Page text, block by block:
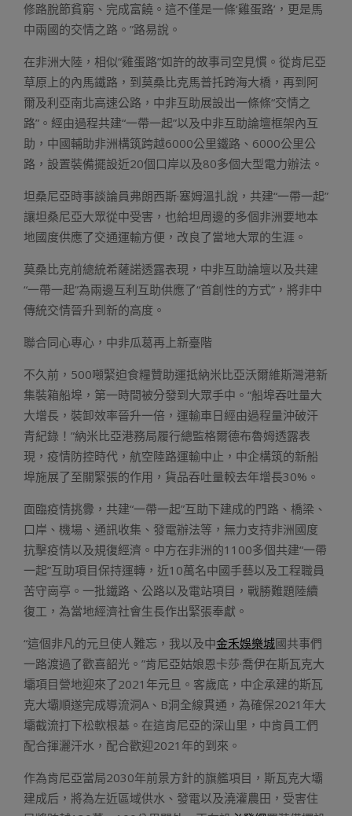
修路脫節貧窮、完成富饒。這不僅是一條‘雞蛋路’，更是馬
中兩國的交情之路。”路易說。
在非洲大陸，相似“雞蛋路”如許的故事司空見慣。從肯尼亞
草原上的內馬鐵路，到莫桑比克馬普托跨海大橋，再到阿
爾及利亞南北高速公路，中非互助展設出一條條“交情之
路”。經由過程共建“一帶一起”以及中非互助論壇框架內互
助，中國輔助非洲構筑跨越6000公里鐵路、6000公里公
路，設置裝備擺設近20個口岸以及80多個大型電力辦法。
坦桑尼亞時事談論員弗朗西斯·塞姆溫扎說，共建“一帶一起”
讓坦桑尼亞大眾從中受害，也給坦周邊的多個非洲要地本
地國度供應了交通運輸方便，改良了當地大眾的生涯。
莫桑比克前總統希薩諾透露表現，中非互助論壇以及共建
“一帶一起”為兩邊互利互助供應了“首創性的方式”，將非中
傳統交情晉升到新的高度。
聯合同心專心，中非瓜葛再上新臺階
不久前，500噸緊迫食糧贊助運抵納米比亞沃爾維斯灣港新
集裝箱船埠，第一時間被分發到大眾手中。“船埠吞吐量大
大增長，裝卸效率晉升一倍，運輸車日經由過程量沖破汗
青紀錄！”納米比亞港務局履行總監格爾德布魯姆透露表
現，疫情防控時代，航空陸路運輸中止，中企構筑的新船
埠施展了至關緊張的作用，貨品吞吐量較去年增長30%。
面臨疫情挑釁，共建“一帶一起”互助下建成的門路、橋梁、
口岸、機場、通訊收集、發電辦法等，無力支持非洲國度
抗擊疫情以及規復經濟。中方在非洲的1100多個共建“一帶
一起”互助項目保持運轉，近10萬名中國手藝以及工程職員
苦守崗亭。一批鐵路、公路以及電站項目，戰勝難題陸續
復工，為當地經濟社會生長作出緊張奉獻。
“這個非凡的元旦使人難忘，我以及中金禾娛樂城國共事們
一路渡過了歡喜韶光。”肯尼亞姑娘恩卡莎·喬伊在斯瓦克大
壩項目營地迎來了2021年元旦。客歲底，中企承建的斯瓦
克大壩順遂完成導流洞A、B洞全線貫通，為確保2021年大
壩截流打下松軟根基。在這肯尼亞的深山里，中肯員工們
配合揮灑汗水，配合歡迎2021年的到來。
作為肯尼亞當局2030年前景方針的旗艦項目，斯瓦克大壩
建成后，將為左近區域供水、發電以及澆灌農田，受害住